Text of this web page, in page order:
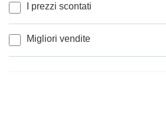
I prezzi scontati
Migliori vendite